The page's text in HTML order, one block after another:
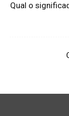
Qual o